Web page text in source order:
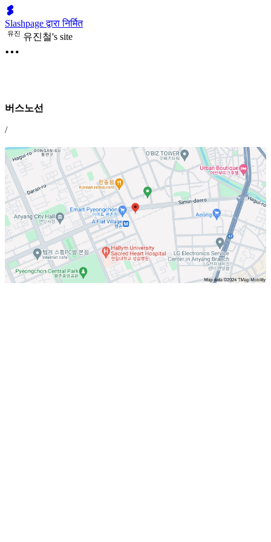
Slashpage द्वारा निर्मित
유진 유진철's site
버스노선
/